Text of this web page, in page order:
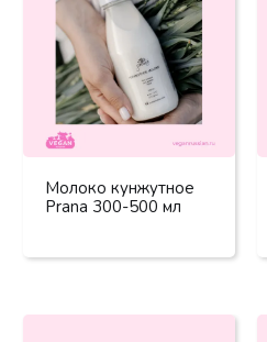
Молоко кунжутное
Prana 300-500 мл